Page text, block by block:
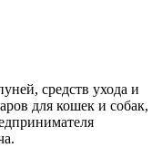
средств ухода и
для кошек и собак,